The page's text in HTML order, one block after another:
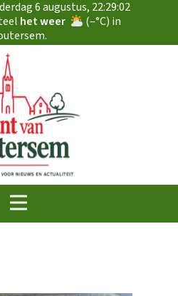
6 augustus, 22:29:02
het weer (–°C) in